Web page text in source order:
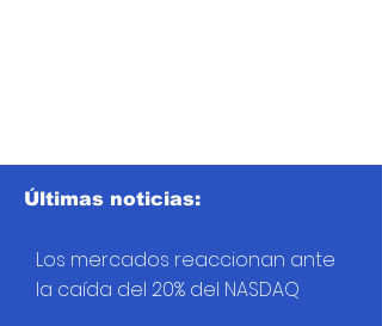
Últimas noticias:
Los mercados reaccionan ante
la caída del 20% del NASDAQ